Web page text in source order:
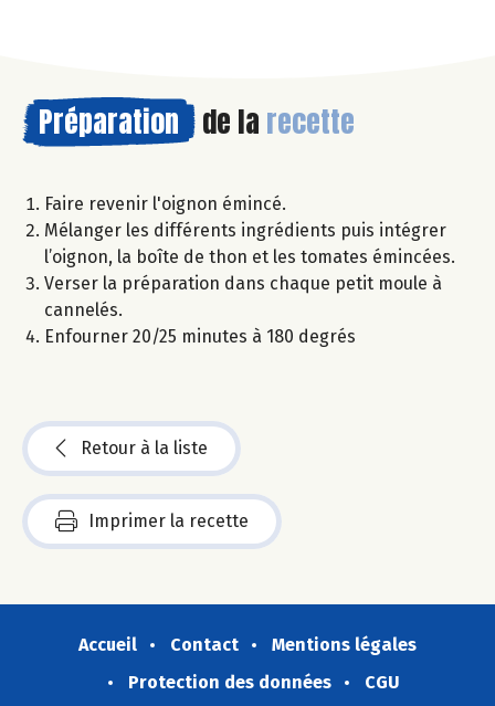
Préparation de la recette
Faire revenir l'oignon émincé.
Mélanger les différents ingrédients puis intégrer
l’oignon, la boîte de thon et les tomates émincées.
Verser la préparation dans chaque petit moule à
cannelés.
Enfourner 20/25 minutes à 180 degrés
Retour à la liste
Imprimer la recette
Accueil Contact
Mentions légales
Protection des données
CGU